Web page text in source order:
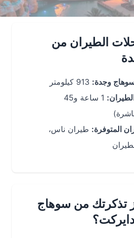
الطيران من
وجدة: 913 كيلومتر
1 ساعة و45
طيران ناس،
من سوهاج